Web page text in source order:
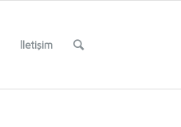
İletişim